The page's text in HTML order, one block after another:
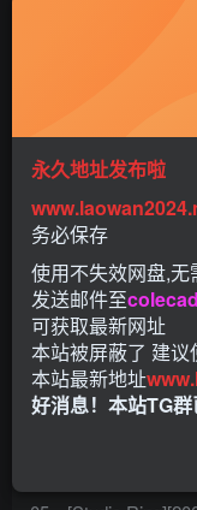
作为一名考古者，
ん三人在柚子社以外
こぶいち目录
01—[Studio
VERSION
02—[Studio
03—[TEAM-
永久地址发布啦
务必保存
使用不失效网盘,
发送邮件至
可获取最新网址
本站被屏蔽了 建
本站最新地址
好消息！本站TG